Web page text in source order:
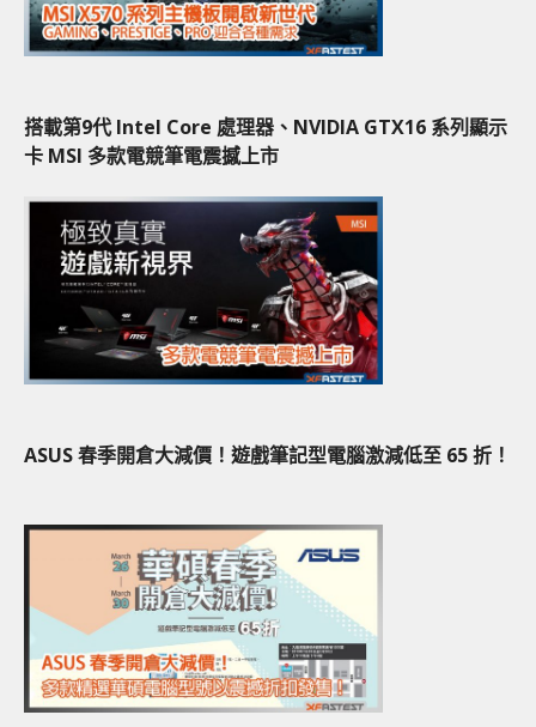
搭載第9代 Intel Core 處理器、NVIDIA GTX16 系列顯示
卡 MSI 多款電競筆電震撼上市
ASUS 春季開倉大減價！遊戲筆記型電腦激減低至 65 折！